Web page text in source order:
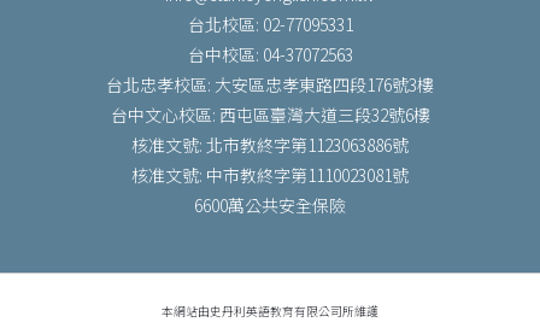
台北校區: 02-77095331
台中校區: 04-37072563
台北忠孝校區: 大安區忠孝東路四段176號3樓
台中文心校區: 西屯區臺灣大道三段32號6樓
核准文號: 北市教終字第1123063886號
核准文號: 中市教終字第1110023081號
6600萬公共安全保險
本網站由史丹利英語教育有限公司所維護